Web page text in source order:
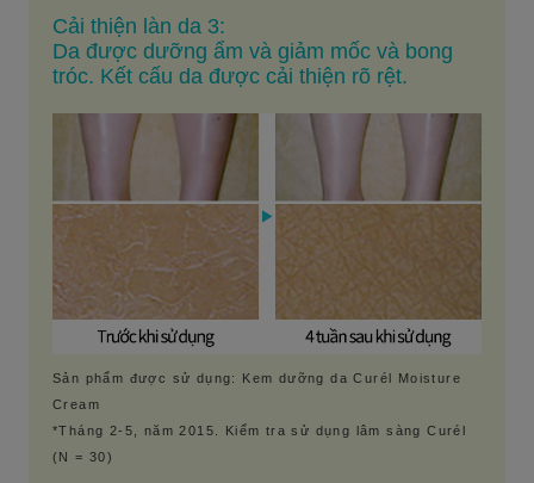
Cải thiện làn da 3:
Da được dưỡng ẩm và giảm mốc và bong
tróc. Kết cấu da được cải thiện rõ rệt.
Sản phẩm được sử dụng: Kem dưỡng da Curél Moisture
Cream
*Tháng 2-5, năm 2015. Kiểm tra sử dụng lâm sàng Curél
(N = 30)